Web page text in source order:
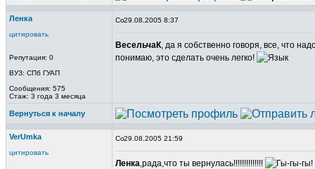
Ленка
цитировать
Репутация: 0
ВУЗ: СПб ГУАП
Сообщения: 575
Стаж: 3 года 3 месяца
29.08.2005 8:37
ВесельчаК, да я собственно говоря, все, что
понимаю, это сделать очень легко!
Вернуться к началу
VerUmka
цитировать
29.08.2005 21:59
Ленка,рада,что ты вернулась!!!!!!!!!!!!!!